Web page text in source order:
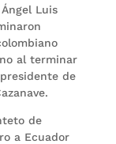
Luis
al terminar
de
de
a Ecuador